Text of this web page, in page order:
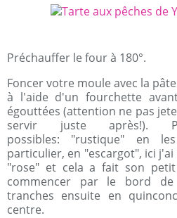
Préchauffer le four à 180°.
Foncer votre moule avec la
à l'aide d'un fourchette
égouttées (attention ne pas
servir juste après!).
possibles: "rustique" en
particulier, en "escargot", ici
"rose" et cela a fait son
commencer par le bord
tranches ensuite en
centre.